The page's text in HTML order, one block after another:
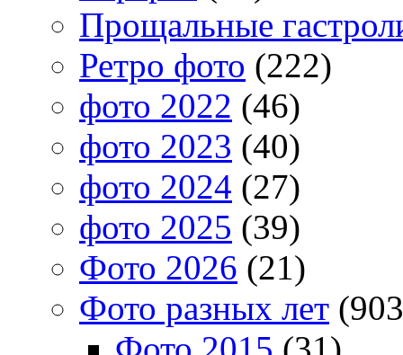
Прощальные
Ретро фото (222)
фото 2022 (46)
фото 2023 (40)
фото 2024 (27)
фото 2025 (39)
Фото 2026 (21)
Фото разных лет